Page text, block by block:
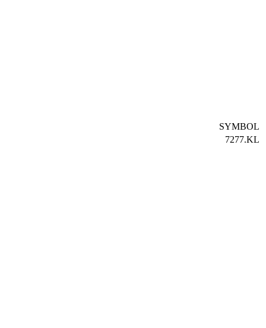
SYMBOL
7277.KL